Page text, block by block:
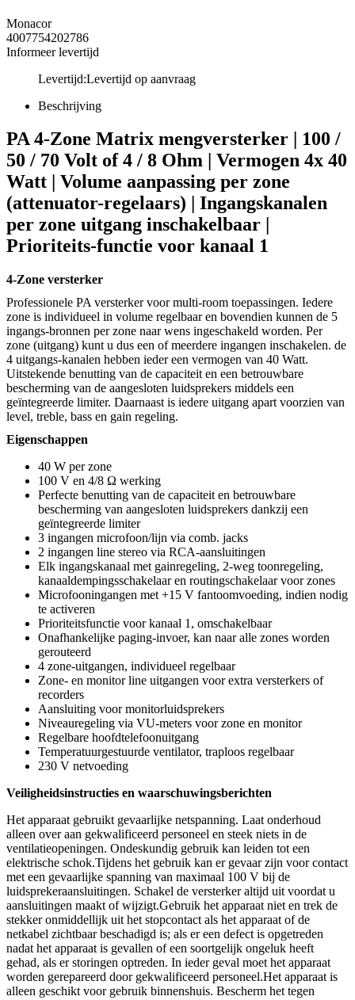
Monacor
4007754202786
Informeer levertijd
Levertijd:Levertijd op aanvraag
Beschrijving
PA 4-Zone Matrix mengversterker | 100 /
50 / 70 Volt of 4 / 8 Ohm | Vermogen 4x 40
Watt | Volume aanpassing per zone
(attenuator-regelaars) | Ingangskanalen
per zone uitgang inschakelbaar |
Prioriteits-functie voor kanaal 1
4-Zone versterker
Professionele PA versterker voor multi-room toepassingen. Iedere
zone is individueel in volume regelbaar en bovendien kunnen de 5
ingangs-bronnen per zone naar wens ingeschakeld worden. Per
zone (uitgang) kunt u dus een of meerdere ingangen inschakelen. de
4 uitgangs-kanalen hebben ieder een vermogen van 40 Watt.
Uitstekende benutting van de capaciteit en een betrouwbare
bescherming van de aangesloten luidsprekers middels een
geïntegreerde limiter. Daarnaast is iedere uitgang apart voorzien van
level, treble, bass en gain regeling.
Eigenschappen
40 W per zone
100 V en 4/8 Ω werking
Perfecte benutting van de capaciteit en betrouwbare
bescherming van aangesloten luidsprekers dankzij een
geïntegreerde limiter
3 ingangen microfoon/lijn via comb. jacks
2 ingangen line stereo via RCA-aansluitingen
Elk ingangskanaal met gainregeling, 2-weg toonregeling,
kanaaldempingsschakelaar en routingschakelaar voor zones
Microfooningangen met +15 V fantoomvoeding, indien nodig
te activeren
Prioriteitsfunctie voor kanaal 1, omschakelbaar
Onafhankelijke paging-invoer, kan naar alle zones worden
gerouteerd
4 zone-uitgangen, individueel regelbaar
Zone- en monitor line uitgangen voor extra versterkers of
recorders
Aansluiting voor monitorluidsprekers
Niveauregeling via VU-meters voor zone en monitor
Regelbare hoofdtelefoonuitgang
Temperatuurgestuurde ventilator, traploos regelbaar
230 V netvoeding
Veiligheidsinstructies en waarschuwingsberichten
Het apparaat gebruikt gevaarlijke netspanning. Laat onderhoud
alleen over aan gekwalificeerd personeel en steek niets in de
ventilatieopeningen. Ondeskundig gebruik kan leiden tot een
elektrische schok.Tijdens het gebruik kan er gevaar zijn voor contact
met een gevaarlijke spanning van maximaal 100 V bij de
luidsprekeraansluitingen. Schakel de versterker altijd uit voordat u
aansluitingen maakt of wijzigt.Gebruik het apparaat niet en trek de
stekker onmiddellijk uit het stopcontact als het apparaat of de
netkabel zichtbaar beschadigd is; als er een defect is opgetreden
nadat het apparaat is gevallen of een soortgelijk ongeluk heeft
gehad, als er storingen optreden. In ieder geval moet het apparaat
worden gerepareerd door gekwalificeerd personeel.Het apparaat is
alleen geschikt voor gebruik binnenshuis. Bescherm het tegen